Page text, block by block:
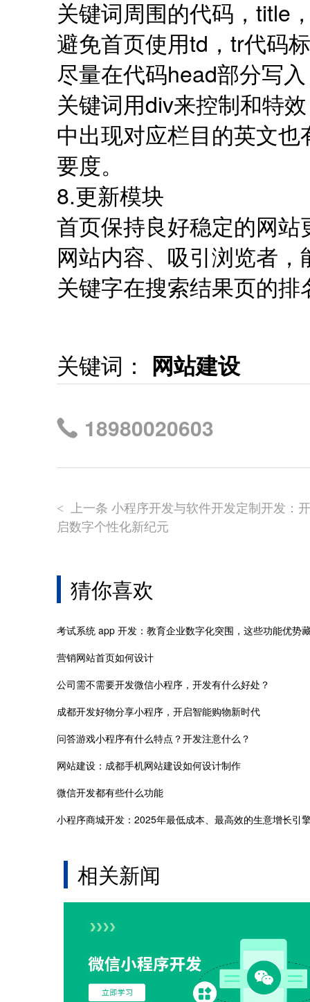
关键词周围的代码，title
避免首页使用td，tr代码
尽量在代码head部分写
关键词用div来控制和特
中出现对应栏目的英文
要度。
8.更新模块
首页保持良好稳定的网
网站内容、吸引浏览者
关键字在搜索结果页的
关键词： 网站建设
18980020603
< 上一条 小程序开发与软件开发定制开发：开
启数字个性化新纪元
猜你喜欢
营销网站首页如何设计
公司需不需要开发微信小程序，开发有什么好处？
成都开发好物分享小程序，开启智能购物新时代
问答游戏小程序有什么特点？开发注意什么？
网站建设：成都手机网站建设如何设计制作
微信开发都有些什么功能
小程序商城开发：2025年最低成本、最高效的生意增长引
相关新闻